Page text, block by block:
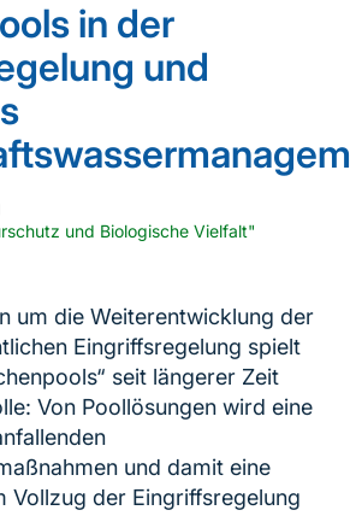
in der
und
und Biologische Vielfalt"
um die Weiterentwicklung der
Eingriffsregelung spielt
seit längerer Zeit
Von Poollösungen wird eine
und damit eine
Vollzug der Eingriffsregelung